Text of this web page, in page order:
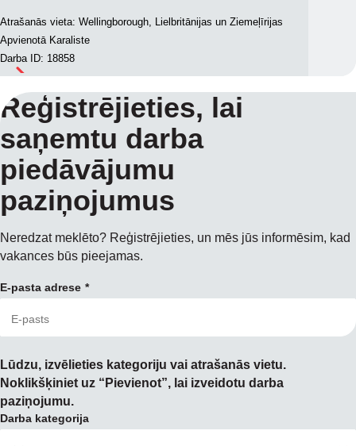
Atrašanās vieta: Wellingborough, Lielbritānijas un Ziemeļīrijas
Apvienotā Karaliste
Darba ID: 18858
Reģistrējieties, lai
saņemtu darba
piedāvājumu
paziņojumus
Neredzat meklēto? Reģistrējieties, un mēs jūs informēsim, kad
vakances būs pieejamas.
E-pasta adrese
Lūdzu, izvēlieties kategoriju vai atrašanās vietu.
Noklikšķiniet uz “Pievienot”, lai izveidotu darba
paziņojumu.
Darba kategorija